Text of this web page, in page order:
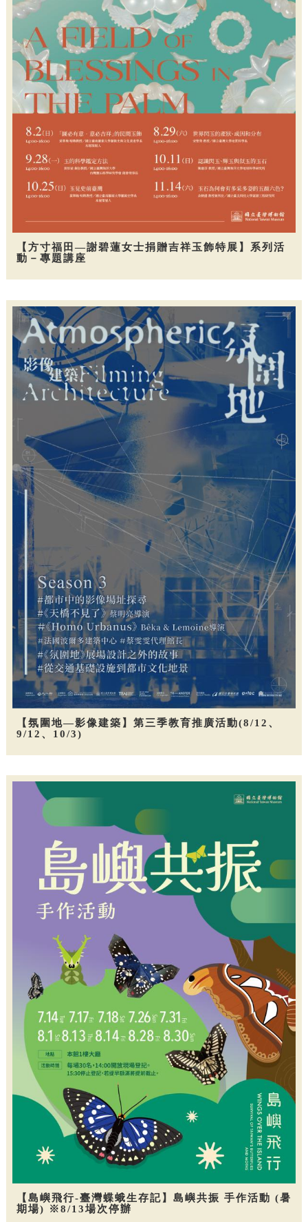
【方寸福田—謝碧蓮女士捐贈吉祥玉飾特展】系列活
動－專題講座
【氛圍地—影像建築】第三季教育推廣活動(8/12、
9/12、10/3)
【島嶼飛行-臺灣蝶蛾生存記】島嶼共振 手作活動 (暑
期場) ※8/13場次停辦